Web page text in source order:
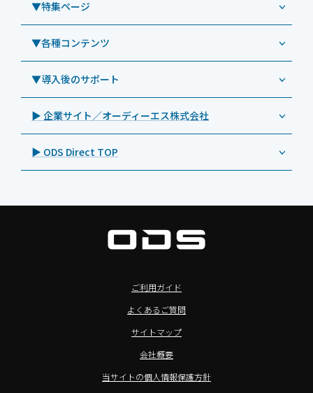
Androidタブレット TA2C-NF8BL
Androidタブレット TA2C-CS8
Androidタブレット TA2C-CS8BL
Androidタブレット TA2C-DR94G
Androidタブレット TA2C-M8AC
Androidタブレット TA2C-M8
デジタルホワイトボード／電子黒板
教育機関向けiPad管理運用パック
教育機関向けICT支援ソリューション
教育機関向けネットワーク機器導入保守
キッティング
自治体向けDXソリューションサービス
法人向けiPad修理＆デバイス買取サービス
PHILIPS（フィリップス）
DynaScan（ダイナスキャン）
SAMSUNG（サムスン）
Goodview（グッドビュー）
Cloudpoint（クラウドポイント）
BenQ（ベンキュー）
Magconn（マグコン）
BIAMP ／ Apart Audio（バイアンプ）
SpeakerCraft（スピーカークラフト）
事例：業務用サイネージ・プロジェクター
事例：業務用オーディオ・その他AV機器
事例：サービス
業務効率化アプリ「NFCオプティマイザー」
サポート支援アプリ「ログ送信アプリ」
MDMアプリ「Tablet Control」
▼特集ページ
業務用タブレット
>特長1：USB Type-Aポート
>特長2：microHDMIポート
>特長3：AC常時給電タイプ
>飲食向けタブレット
>ホテル向けタブレット
>NFCタブレット
>Windowsタブレット
オーディーエスが選ばれる理由
Windows IoT Enterprise LTSC
TA2C-DR9シリーズ_オリジナル機能
TA2C-CS8_カスタマイズメニュー
▼各種コンテンツ
特集記事
製品カタログ
プレスリリース
製品写真
▼導入後のサポート
オーディーエスPCカスタマーセンター
▶ 企業サイト／オーディーエス株式会社
▶ ODS Direct TOP
ご利用ガイド
よくあるご質問
サイトマップ
会社概要
当サイトの個人情報保護方針